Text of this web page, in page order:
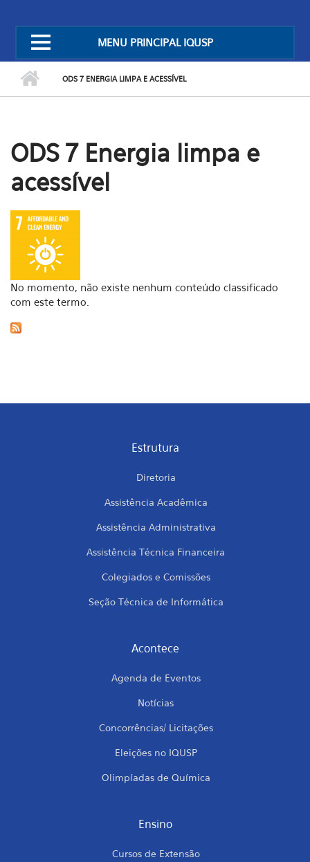
MENU PRINCIPAL IQUSP
ODS 7 ENERGIA LIMPA E ACESSÍVEL
ODS 7 Energia limpa e
acessível
No momento, não existe nenhum conteúdo classificado
com este termo.
Estrutura
Diretoria
Assistência Acadêmica
Assistência Administrativa
Assistência Técnica Financeira
Colegiados e Comissões
Seção Técnica de Informática
Acontece
Agenda de Eventos
Notícias
Concorrências/ Licitações
Eleições no IQUSP
Olimpíadas de Química
Ensino
Cursos de Extensão